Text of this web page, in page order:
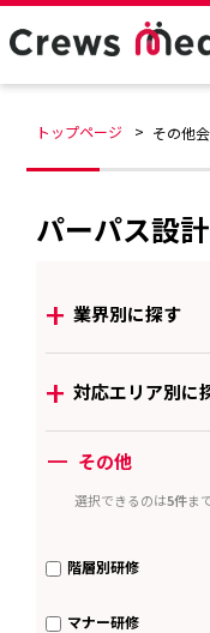
トップページ その他
パーパス設
+ 業界別に探す
+ 対応エリア別に
ー その他
選択できるのは5件ま
階層別研修
マナー研修